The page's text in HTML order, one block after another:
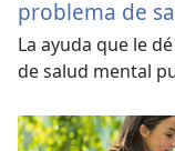
problema de
La ayuda que le
de salud mental